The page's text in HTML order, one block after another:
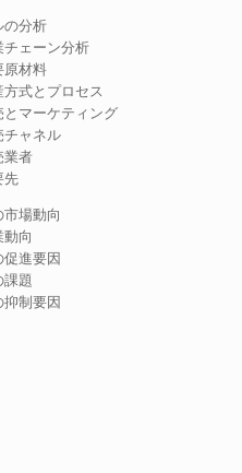
の分析
チェーン分析
原材料
式とプロセス
マーケティング
チャネル
業者
先
場動向
向
進要因
題
制要因